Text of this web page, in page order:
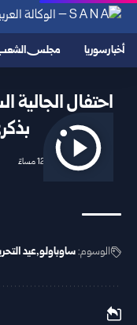
أخبار سوريا مجلس
احتفال الجالية
2025/12/08 12:05 مساءً
الوسوم:ساوباولو عيد